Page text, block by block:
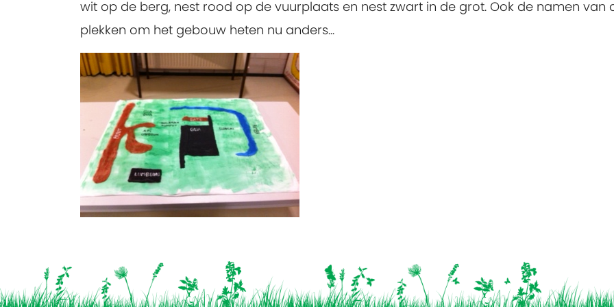
wit op de berg, nest rood op de vuurplaats en nest zwart in de grot. Ook de namen van
plekken om het gebouw heten nu anders...